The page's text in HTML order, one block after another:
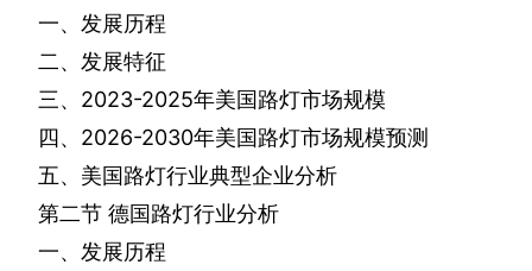
一、发展历程
二、发展特征
三、 2023-2025年美国路灯市场规模
四、 2026-2030年美国路灯市场规模预测
五、美国路灯行业典型企业分析
第二节 德国路灯行业分析
一、发展历程